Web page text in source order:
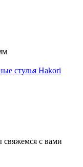
стулья Hakori
с вами